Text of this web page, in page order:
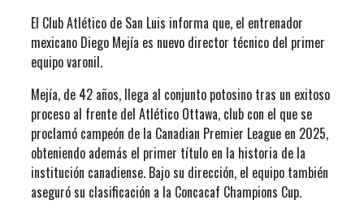
El Club Atlético de San Luis informa que, el entrenador
mexicano Diego Mejía es nuevo director técnico del primer
equipo varonil.
Mejía, de 42 años, llega al conjunto potosino tras un exitoso
proceso al frente del Atlético Ottawa, club con el que se
proclamó campeón de la Canadian Premier League en 2025,
obteniendo además el primer título en la historia de la
institución canadiense. Bajo su dirección, el equipo también
aseguró su clasificación a la Concacaf Champions Cup.